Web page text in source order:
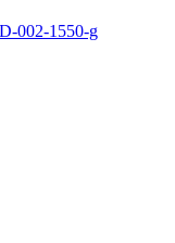
002-1550-g